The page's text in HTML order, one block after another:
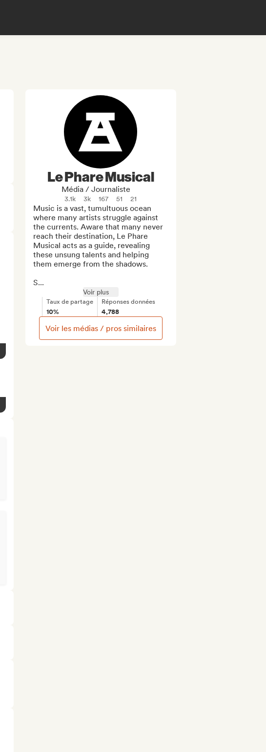
Le Phare Musical
Média / Journaliste
3.1k 3k 167 51 21
Music is a vast, tumultuous ocean
where many artists struggle against
the currents. Aware that many never
reach their destination, Le Phare
Musical acts as a guide, revealing
these unsung talents and helping
them emerge from the shadows.
S...
Voir plus
Taux de partage
10%
Réponses données
4,788
Voir les médias / pros similaires